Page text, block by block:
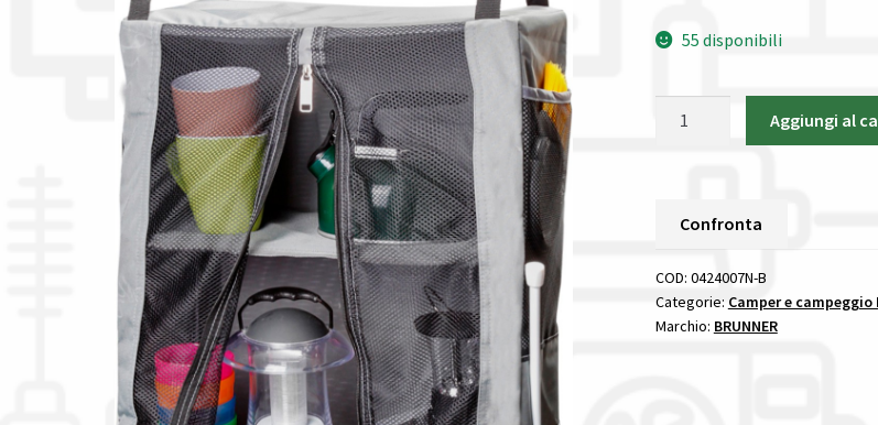
55 disponibili
MOBILETTI
E
ARMADI
quantità
Aggiungi al
Confronta
COD: 0424007N-B
Categorie: Camper e campeggio
Marchio: BRUNNER